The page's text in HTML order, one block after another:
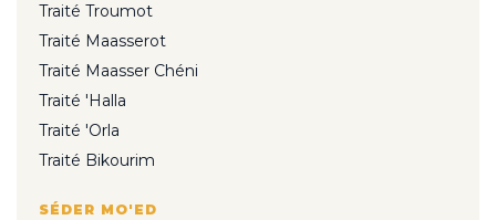
Traité Troumot
Traité Maasserot
Traité Maasser Chéni
Traité 'Halla
Traité 'Orla
Traité Bikourim
SÉDER MO'ED